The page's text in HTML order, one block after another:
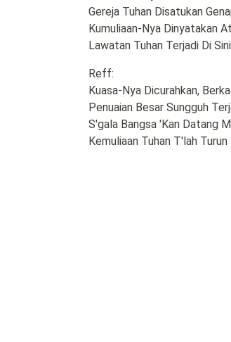
Gereja Tuhan Disatukan
Kumuliaan-Nya Dinyatakan
Lawatan Tuhan Terjadi Di Sini
Reff:
Kuasa-Nya Dicurahkan,
Penuaian Besar Sungguh
S'gala Bangsa 'Kan Datang
Kemuliaan Tuhan T'lah Turun